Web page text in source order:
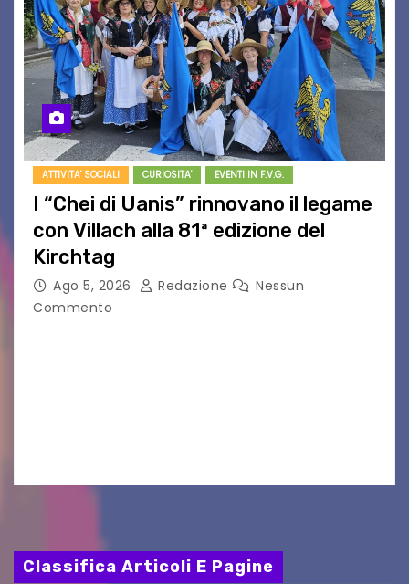
ATTIVITA' SOCIALI CURIOSITA' EVENTI IN F.V.G.
I “Chei di Uanis” rinnovano il legame
con Villach alla 81ª edizione del
Kirchtag
Ago 5, 2026 Redazione
Nessun
Commento
Classifica Articoli E Pagine